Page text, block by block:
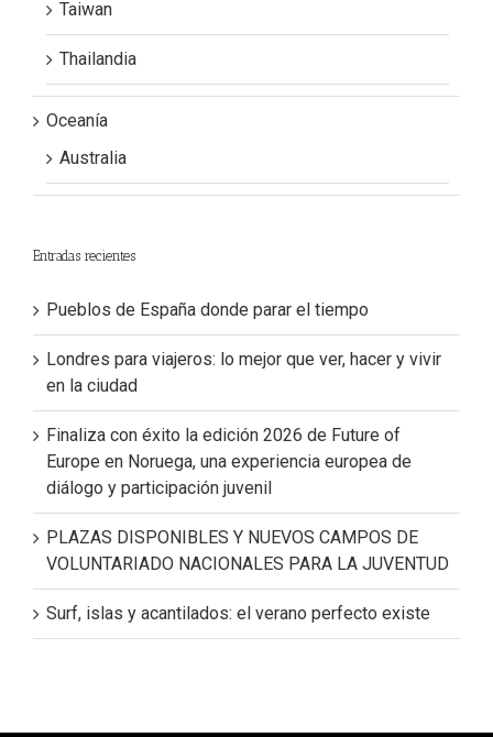
Taiwan
Thailandia
Oceanía
Australia
Entradas recientes
Pueblos de España donde parar el tiempo
Londres para viajeros: lo mejor que ver, hacer y vivir
en la ciudad
Finaliza con éxito la edición 2026 de Future of
Europe en Noruega, una experiencia europea de
diálogo y participación juvenil
PLAZAS DISPONIBLES Y NUEVOS CAMPOS DE
VOLUNTARIADO NACIONALES PARA LA JUVENTUD
Surf, islas y acantilados: el verano perfecto existe